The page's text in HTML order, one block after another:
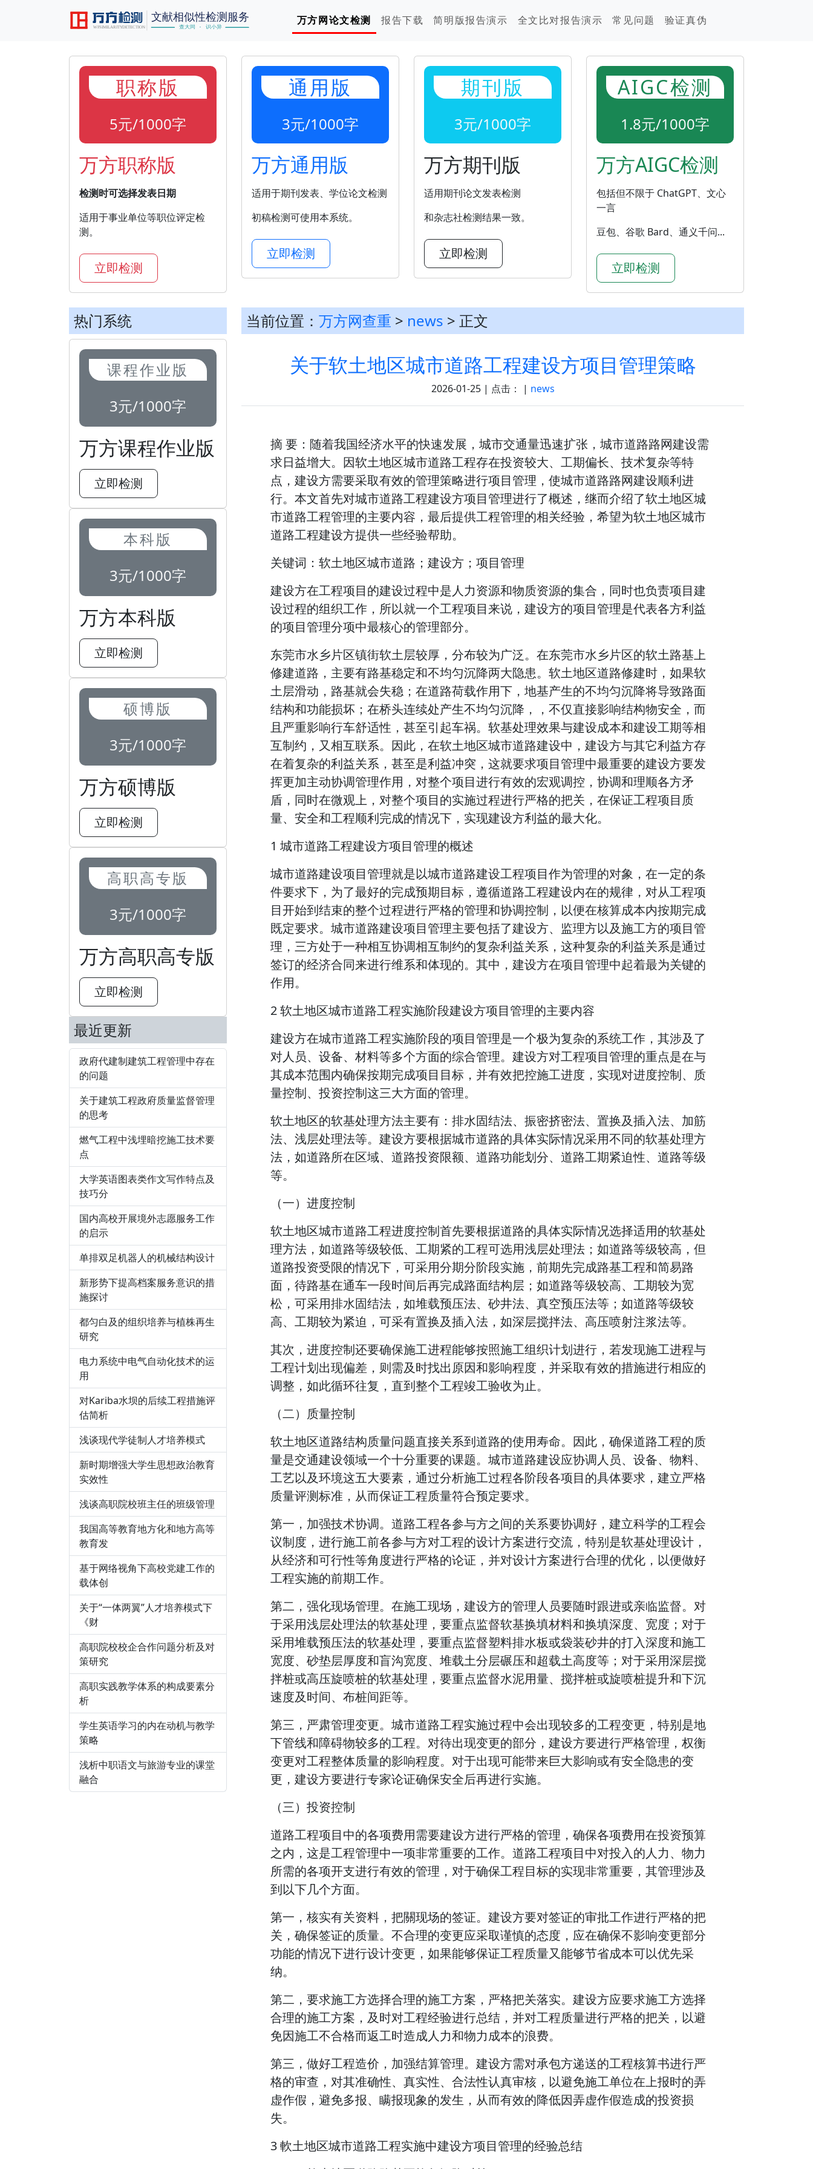
万方网论文检测 报告下载 简明版报告演示 全文比对报告演示 常见问题 验证真伪
职称版
5元/1000字
万方职称版
检测时可选择发表日期
适用于事业单位等职位评定检
测。
立即检测
通用版
3元/1000字
万方通用版
适用于期刊发表、学位论文检测
初稿检测可使用本系统。
立即检测
期刊版
3元/1000字
万方期刊版
适用期刊论文发表检测
和杂志社检测结果一致。
立即检测
AIGC检测
1.8元/1000字
万方AIGC检测
包括但不限于 ChatGPT、文心
一言
豆包、谷歌 Bard、通义千问...
立即检测
热门系统
课程作业版
3元/1000字
万方课程作业版
立即检测
本科版
3元/1000字
万方本科版
立即检测
硕博版
3元/1000字
万方硕博版
立即检测
高职高专版
3元/1000字
万方高职高专版
立即检测
最近更新
政府代建制建筑工程管理中存在
的问题
关于建筑工程政府质量监督管理
的思考
燃气工程中浅埋暗挖施工技术要
点
大学英语图表类作文写作特点及
技巧分
国内高校开展境外志愿服务工作
的启示
单排双足机器人的机械结构设计
新形势下提高档案服务意识的措
施探讨
都匀白及的组织培养与植株再生
研究
电力系统中电气自动化技术的运
用
对Kariba水坝的后续工程措施评
估简析
浅谈现代学徒制人才培养模式
新时期增强大学生思想政治教育
实效性
浅谈高职院校班主任的班级管理
我国高等教育地方化和地方高等
教育发
基于网络视角下高校党建工作的
载体创
关于“一体两翼”人才培养模式下
《财
高职院校校企合作问题分析及对
策研究
高职实践教学体系的构成要素分
析
学生英语学习的内在动机与教学
策略
浅析中职语文与旅游专业的课堂
融合
当前位置： 万方网查重 > news > 正文
关于软土地区城市道路工程建设方项目管理策略
2026-01-25 | 点击： | news
摘 要：随着我国经济水平的快速发展，城市交通量迅速扩张，城市道路路网建设需
求日益增大。因软土地区城市道路工程存在投资较大、工期偏长、技术复杂等特
点，建设方需要采取有效的管理策略进行项目管理，使城市道路路网建设顺利进
行。本文首先对城市道路工程建设方项目管理进行了概述，继而介绍了软土地区城
市道路工程管理的主要内容，最后提供工程管理的相关经验，希望为软土地区城市
道路工程建设方提供一些经验帮助。
关键词：软土地区城市道路；建设方；项目管理
建设方在工程项目的建设过程中是人力资源和物质资源的集合，同时也负责项目建
设过程的组织工作，所以就一个工程项目来说，建设方的项目管理是代表各方利益
的项目管理分项中最核心的管理部分。
东莞市水乡片区镇街软土层较厚，分布较为广泛。在东莞市水乡片区的软土路基上
修建道路，主要有路基稳定和不均匀沉降两大隐患。软土地区道路修建时，如果软
土层滑动，路基就会失稳；在道路荷载作用下，地基产生的不均匀沉降将导致路面
结构和功能损坏；在桥头连续处产生不均匀沉降，，不仅直接影响结构物安全，而
且严重影响行车舒适性，甚至引起车祸。软基处理效果与建设成本和建设工期等相
互制约，又相互联系。因此，在软土地区城市道路建设中，建设方与其它利益方存
在着复杂的利益关系，甚至是利益冲突，这就要求项目管理中最重要的建设方要发
挥更加主动协调管理作用，对整个项目进行有效的宏观调控，协调和理顺各方矛
盾，同时在微观上，对整个项目的实施过程进行严格的把关，在保证工程项目质
量、安全和工程顺利完成的情况下，实现建设方利益的最大化。
1 城市道路工程建设方项目管理的概述
城市道路建设项目管理就是以城市道路建设工程项目作为管理的对象，在一定的条
件要求下，为了最好的完成预期目标，遵循道路工程建设内在的规律，对从工程项
目开始到结束的整个过程进行严格的管理和协调控制，以便在核算成本内按期完成
既定要求。城市道路建设项目管理主要包括了建设方、监理方以及施工方的项目管
理，三方处于一种相互协调相互制约的复杂利益关系，这种复杂的利益关系是通过
签订的经济合同来进行维系和体现的。其中，建设方在项目管理中起着最为关键的
作用。
2 软土地区城市道路工程实施阶段建设方项目管理的主要内容
建设方在城市道路工程实施阶段的项目管理是一个极为复杂的系统工作，其涉及了
对人员、设备、材料等多个方面的综合管理。建设方对工程项目管理的重点是在与
其成本范围内确保按期完成项目目标，并有效把控施工进度，实现对进度控制、质
量控制、投资控制这三大方面的管理。
软土地区的软基处理方法主要有：排水固结法、振密挤密法、置换及插入法、加筋
法、浅层处理法等。建设方要根据城市道路的具体实际情况采用不同的软基处理方
法，如道路所在区域、道路投资限额、道路功能划分、道路工期紧迫性、道路等级
等。
（一）进度控制
软土地区城市道路工程进度控制首先要根据道路的具体实际情况选择适用的软基处
理方法，如道路等级较低、工期紧的工程可选用浅层处理法；如道路等级较高，但
道路投资受限的情况下，可采用分期分阶段实施，前期先完成路基工程和简易路
面，待路基在通车一段时间后再完成路面结构层；如道路等级较高、工期较为宽
松，可采用排水固结法，如堆载预压法、砂井法、真空预压法等；如道路等级较
高、工期较为紧迫，可采有置换及插入法，如深层搅拌法、高压喷射注浆法等。
其次，进度控制还要确保施工进程能够按照施工组织计划进行，若发现施工进程与
工程计划出现偏差，则需及时找出原因和影响程度，并采取有效的措施进行相应的
调整，如此循环往复，直到整个工程竣工验收为止。
（二）质量控制
软土地区道路结构质量问题直接关系到道路的使用寿命。因此，确保道路工程的质
量是交通建设领域一个十分重要的课题。城市道路建设应协调人员、设备、物料、
工艺以及环境这五大要素，通过分析施工过程各阶段各项目的具体要求，建立严格
质量评测标准，从而保证工程质量符合预定要求。
第一，加强技术协调。道路工程各参与方之间的关系要协调好，建立科学的工程会
议制度，进行施工前各参与方对工程的设计方案进行交流，特别是软基处理设计，
从经济和可行性等角度进行严格的论证，并对设计方案进行合理的优化，以便做好
工程实施的前期工作。
第二，强化现场管理。在施工现场，建设方的管理人员要随时跟进或亲临监督。对
于采用浅层处理法的软基处理，要重点监督软基换填材料和换填深度、宽度；对于
采用堆载预压法的软基处理，要重点监督塑料排水板或袋装砂井的打入深度和施工
宽度、砂垫层厚度和盲沟宽度、堆载土分层碾压和超载土高度等；对于采用深层搅
拌桩或高压旋喷桩的软基处理，要重点监督水泥用量、搅拌桩或旋喷桩提升和下沉
速度及时间、布桩间距等。
第三，严肃管理变更。城市道路工程实施过程中会出现较多的工程变更，特别是地
下管线和障碍物较多的工程。对待出现变更的部分，建设方要进行严格管理，权衡
变更对工程整体质量的影响程度。对于出现可能带来巨大影响或有安全隐患的变
更，建设方要进行专家论证确保安全后再进行实施。
（三）投资控制
道路工程项目中的各项费用需要建设方进行严格的管理，确保各项费用在投资预算
之内，这是工程管理中一项非常重要的工作。道路工程项目中对投入的人力、物力
所需的各项开支进行有效的管理，对于确保工程目标的实现非常重要，其管理涉及
到以下几个方面。
第一，核实有关资料，把關现场的签证。建设方要对签证的审批工作进行严格的把
关，确保签证的质量。不合理的变更应采取谨慎的态度，应在确保不影响变更部分
功能的情况下进行设计变更，如果能够保证工程质量又能够节省成本可以优先采
纳。
第二，要求施工方选择合理的施工方案，严格把关落实。建设方应要求施工方选择
合理的施工方案，及时对工程经验进行总结，并对工程质量进行严格的把关，以避
免因施工不合格而返工时造成人力和物力成本的浪费。
第三，做好工程造价，加强结算管理。建设方需对承包方递送的工程核算书进行严
格的审查，对其准确性、真实性、合法性认真审核，以避免施工单位在上报时的弄
虚作假，避免多报、瞒报现象的发生，从而有效的降低因弄虚作假造成的投资损
失。
3 軟土地区城市道路工程实施中建设方项目管理的经验总结